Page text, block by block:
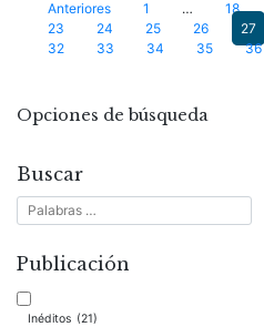
Paginación
de
Anteriores 1 … 18
23
24 25 26 27
32
33 34 35 36
Opciones de búsqueda
Buscar
Publicación
Inéditos (21)